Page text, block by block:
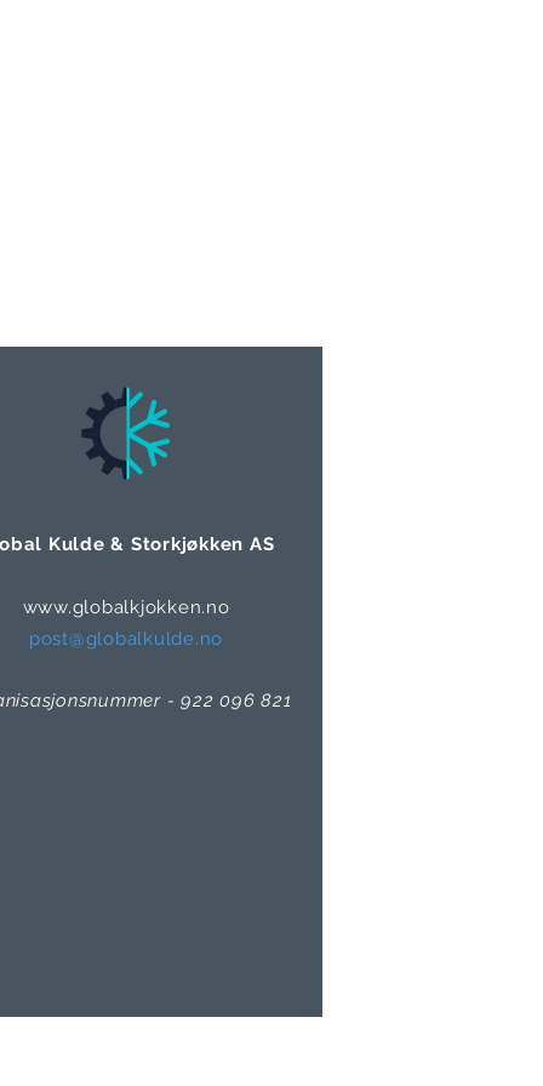
Kulde & Storkjøkken AS
www.globalkjokken.no
post@globalkulde.no
- 922 096 821